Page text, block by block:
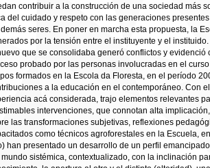
contribuir a la construcción de una sociedad más
del cuidado y respeto con las generaciones
demás seres. En poner en marcha esta propuesta, la
por la tensión entre el instituyente y el
que se consolidaba generó conflictos y evidenció
probado por las personas involucradas en el
formados en la Escola da Floresta, en el período
a la educación en el contemporáneo. Con
acá considerada, trajo elementos relevantes
intervenciones, que connotan alta
las transformaciones subjetivas, reflexiones
como técnicos agroforestales en la Escuela,
han presentado un desarrollo de un perfil
sistémica, contextualizado, con la inclinación